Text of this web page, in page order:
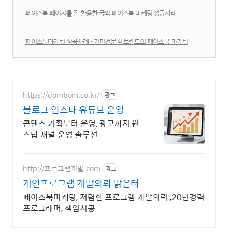
페이스북 페이지를 잘 활용한 국외 페이스북 마케팅 성공사례
페이스북마케팅 성공사례 - 커피전문점 브랜드의 페이스북 마케팅
https://dombom.co.kr/ 광고
블로그 인스타 유튜브 운영
콘텐츠 기획부터 운영, 광고까지 원
스탑 채널 운영 솔루션
http://프로그램개발.com 광고
개인프로그램 개발의뢰 밝은터
페이스북마케팅, 저렴한 프로그램 개발의뢰 ,20년경력
프로그래머, 책임시공